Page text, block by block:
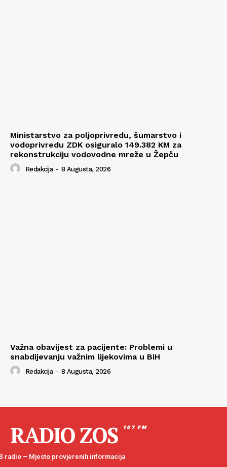
Ministarstvo za poljoprivredu, šumarstvo i
vodoprivredu ZDK osiguralo 149.382 KM za
rekonstrukciju vodovodne mreže u Žepču
Redakcija - 8 Augusta, 2026
Važna obavijest za pacijente: Problemi u
snabdijevanju važnim lijekovima u BiH
Redakcija - 8 Augusta, 2026
RADIO ZOS 107 FM
radio – Mjesto provjerenih informacija